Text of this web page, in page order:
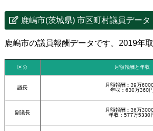
鹿嶋市(茨城県) 市区町村議員データ
鹿嶋市の議員報酬データです。2019年取
区分 月額報酬と年収
議長
月額報酬：39万
年収：630万360円
副議長
月額報酬：36万
年収：577万5330